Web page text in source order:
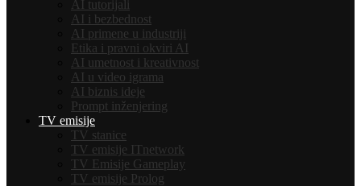
AI tutorijali
AI i bezbednost
AI primene u industriji
Etika i pravni okviri AI
AI umetnost i kreativnost
AI u video igrama
AI biznis ideje
Prompt inženjering
TV emisije
TV stanice
TV emisije ITnetwork
TV Emisije Gameplay
TV emisije Prolog